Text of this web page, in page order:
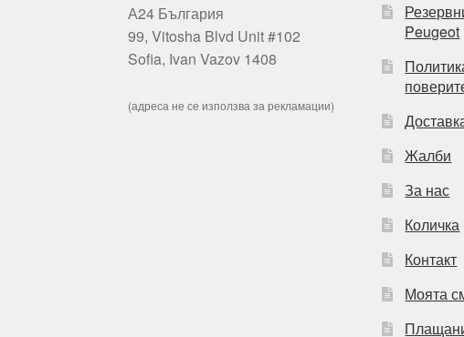
А24 България
99, Vitosha Blvd Unit #102
Sofia, Ivan Vazov 1408
(адреса не се използва за рекламации)
Peugeot
Жалби
За нас
Количка
Контакт
Моята